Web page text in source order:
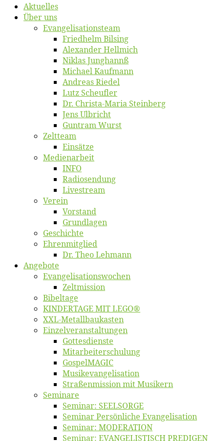
Ak­tu­el­les
Über uns
Evangelisa­tions­team
Fried­helm Bilsing
Alex­an­der Hellmich
Ni­klas Junghannß
Mi­cha­el Kaufmann
An­dre­as Riedel
Lutz Scheuf­ler
Dr. Chris­­ta-Ma­ria Steinberg
Jens Ulb­richt
Gun­tram Wurst
Zelt­team
Ein­sät­ze
Me­di­en­ar­beit
INFO
Ra­dio­sen­dung
Live­stream
Ver­ein
Vor­stand
Grund­la­gen
Ge­schich­te
Eh­ren­mit­glied
Dr. Theo Lehmann
An­ge­bo­te
Evangelisa­tions­wo­chen
Zelt­mis­si­on
Bi­bel­ta­ge
KINDERTAGE MIT LEGO®
XXL-Me­­tal­l­­bau­­kas­­ten
Einzelver­an­stal­tungen
Got­tes­diens­te
Mitarbeiter­schulung
Gos­pel­MA­GIC
Musikevan­ge­li­sa­tion
Straßenmis­sion mit Musikern
Se­mi­na­re
Se­mi­nar: SEELSORGE
Se­mi­nar Per­sön­li­che Evangelisation
Se­mi­nar: MODERATION
Se­mi­nar: EVANGELISTISCH PREDIGEN